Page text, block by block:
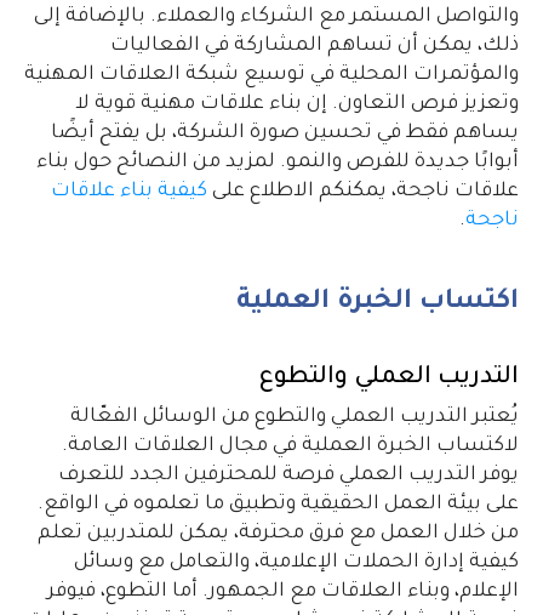
والتواصل المستمر مع الشركاء والعملاء. بالإضافة إلى
ذلك، يمكن أن تساهم المشاركة في الفعاليات
والمؤتمرات المحلية في توسيع شبكة العلاقات المهنية
وتعزيز فرص التعاون. إن بناء علاقات مهنية قوية لا
يساهم فقط في تحسين صورة الشركة، بل يفتح أيضًا
أبوابًا جديدة للفرص والنمو. لمزيد من النصائح حول بناء
علاقات ناجحة، يمكنكم الاطلاع على كيفية بناء علاقات
ناجحة.
اكتساب الخبرة العملية
التدريب العملي والتطوع
يُعتبر التدريب العملي والتطوع من الوسائل الفعّالة
لاكتساب الخبرة العملية في مجال العلاقات العامة.
يوفر التدريب العملي فرصة للمحترفين الجدد للتعرف
على بيئة العمل الحقيقية وتطبيق ما تعلموه في الواقع.
من خلال العمل مع فرق محترفة، يمكن للمتدربين تعلم
كيفية إدارة الحملات الإعلامية، والتعامل مع وسائل
الإعلام، وبناء العلاقات مع الجمهور. أما التطوع، فيوفر